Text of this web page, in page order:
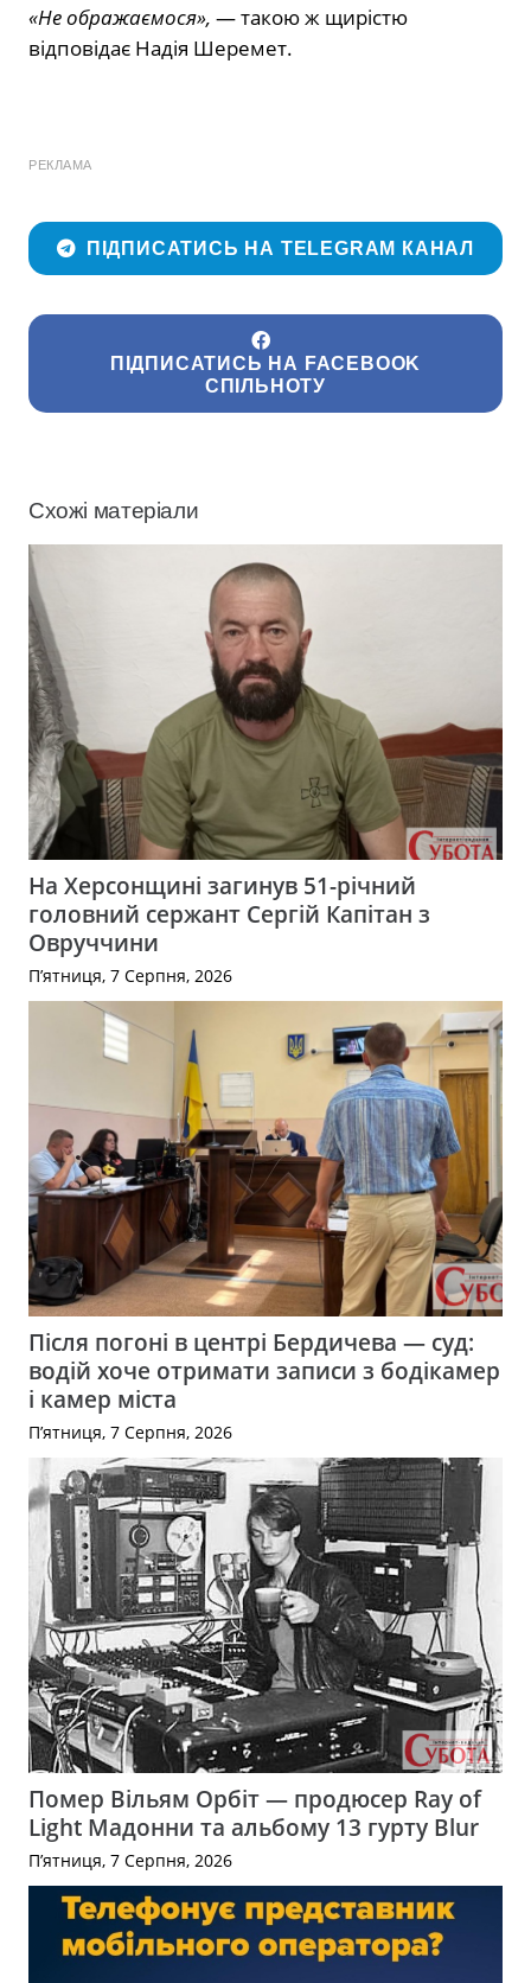
«Не ображаємося», — такою ж щирістю
відповідає Надія Шеремет.
РЕКЛАМА
ПІДПИСАТИСЬ НА TELEGRAM КАНАЛ
ПІДПИСАТИСЬ НА FACEBOOK
СПІЛЬНОТУ
Схожі матеріали
На Херсонщині загинув 51-річний
головний сержант Сергій Капітан з
Овруччини
П’ятниця, 7 Серпня, 2026
Після погоні в центрі Бердичева — суд:
водій хоче отримати записи з бодікамер
і камер міста
П’ятниця, 7 Серпня, 2026
Помер Вільям Орбіт — продюсер Ray of
Light Мадонни та альбому 13 гурту Blur
П’ятниця, 7 Серпня, 2026